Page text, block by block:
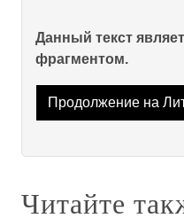
Данный текст
фрагментом.
Продолжение на
Читайте